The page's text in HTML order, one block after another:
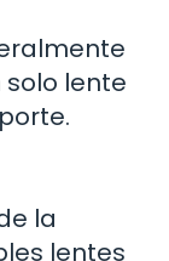
solo lente
la
lentes